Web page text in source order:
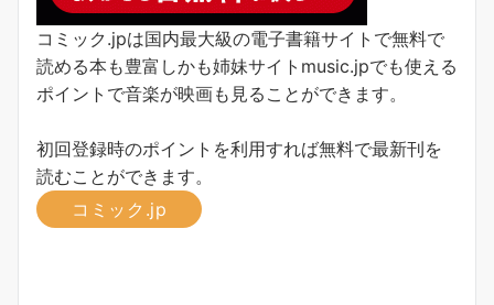
コミック.jpは国内最大級の電子書籍サイトで無料で
読める本も豊富しかも姉妹サイトmusic.jpでも使える
ポイントで音楽が映画も見ることができます。
初回登録時のポイントを利用すれば無料で最新刊を
読むことができます。
コミック.jp